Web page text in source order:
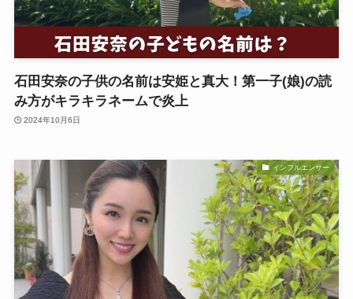
石田安奈の子供の名前は安姫と真大！第一子(娘)の読
み方がキラキラネームで炎上
2024年10月6日
インフルエンサー